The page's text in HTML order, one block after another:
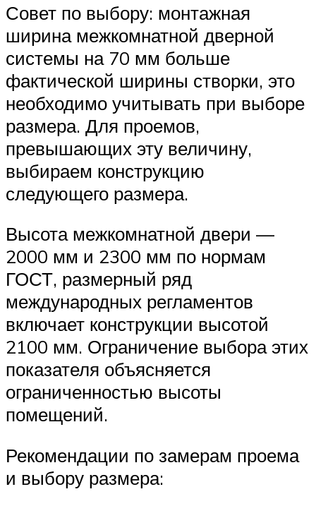
Совет по выбору: монтажная
ширина межкомнатной дверной
системы на 70 мм больше
фактической ширины створки, это
необходимо учитывать при выборе
размера. Для проемов,
превышающих эту величину,
выбираем конструкцию
следующего размера.
Высота межкомнатной двери —
2000 мм и 2300 мм по нормам
ГОСТ, размерный ряд
международных регламентов
включает конструкции высотой
2100 мм. Ограничение выбора этих
показателя объясняется
ограниченностью высоты
помещений.
Рекомендации по замерам проема
и выбору размера: